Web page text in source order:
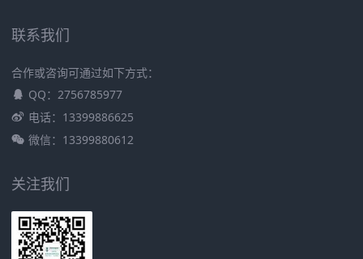
联系我们
合作或咨询可通过如下方式：
QQ：2756785977
电话：13399886625
微信：13399880612
关注我们